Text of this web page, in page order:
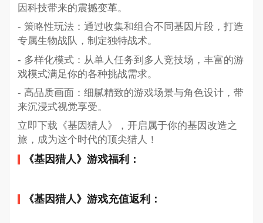
因科技带来的震撼变革。
- 策略性玩法：通过收集和组合不同基因片段，打造
专属生物战队，制定独特战术。
- 多样化模式：从单人任务到多人竞技场，丰富的游
戏模式满足你的各种挑战需求。
- 高品质画面：细腻精致的游戏场景与角色设计，带
来沉浸式视觉享受。
立即下载《基因猎人》，开启属于你的基因改造之
旅，成为这个时代的顶尖猎人！
《基因猎人》游戏福利：
《基因猎人》游戏充值返利：